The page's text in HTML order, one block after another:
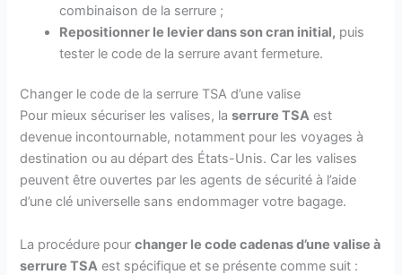
combinaison de la serrure ;
Repositionner le levier dans son cran initial, puis
tester le code de la serrure avant fermeture.
Changer le code de la serrure TSA d’une valise
Pour mieux sécuriser les valises, laserrure TSA est
devenue incontournable, notamment pour les voyages à
destination ou au départ des États-Unis. Car les valises
peuvent être ouvertes par les agents de sécurité à l’aide
d’une clé universelle sans endommager votre bagage.
La procédure pourchanger le code cadenas d’une valise à
serrure TSA est spécifique et se présente comme suit :